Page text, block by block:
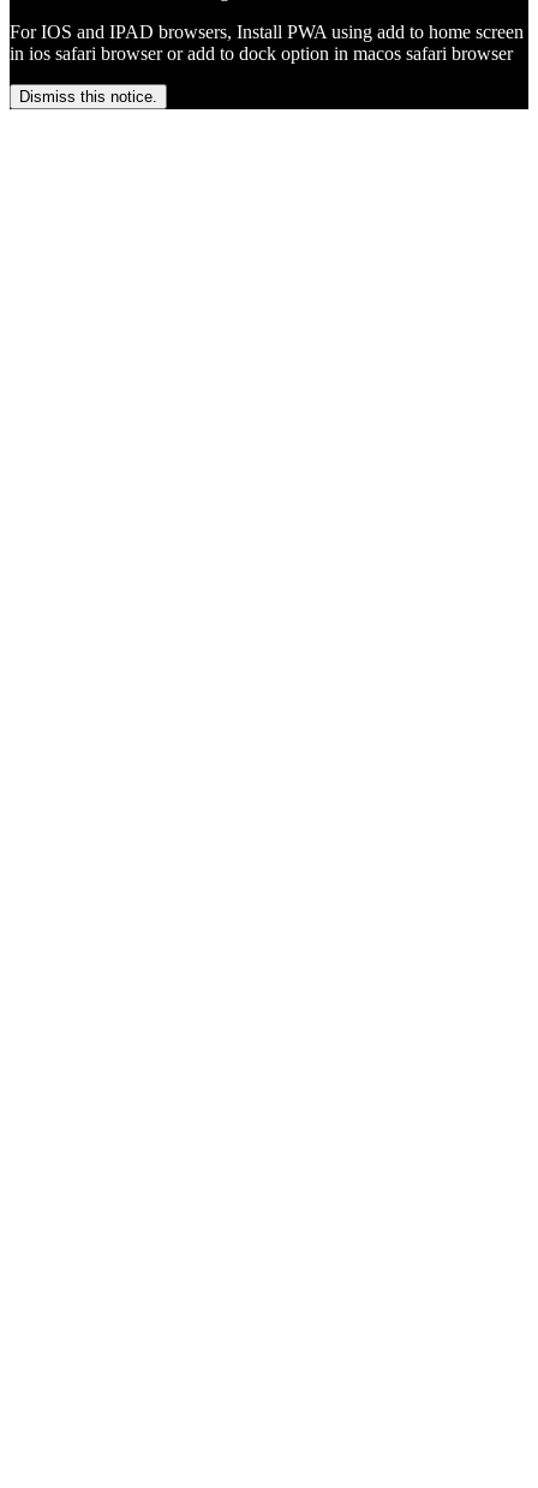
For IOS and IPAD browsers, Install PWA using add to home screen
in ios safari browser or add to dock option in macos safari browser
Dismiss this notice.